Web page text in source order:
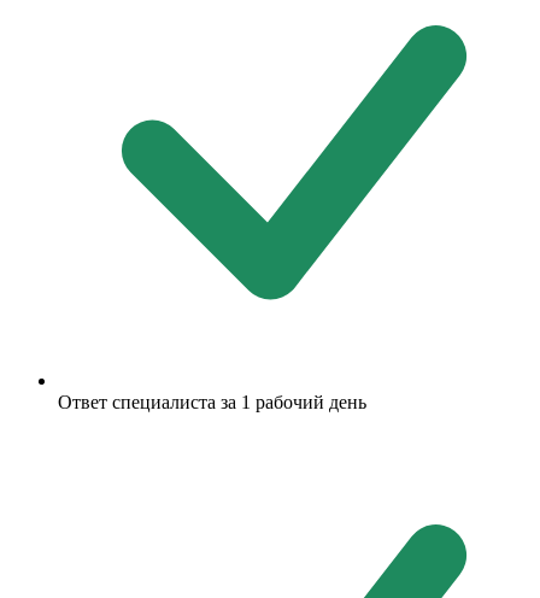
Ответ специалиста за 1 рабочий день